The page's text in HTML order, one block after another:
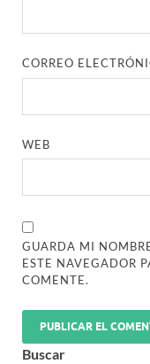
CORREO
WEB
GUARDA MI
ESTE NAVEGADOR
COMENTE.
Buscar